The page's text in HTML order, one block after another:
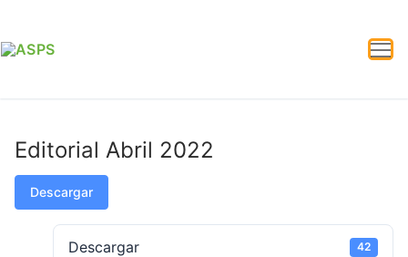
Editorial Abril 2022
Descargar
Descargar 42